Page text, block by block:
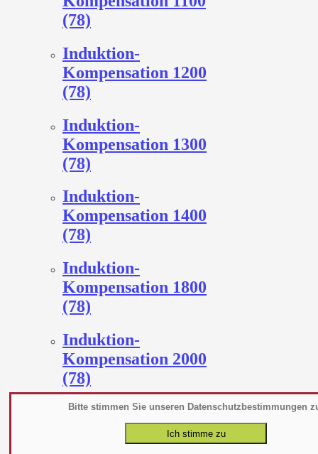
Bitte stimmen Sie unseren Datenschutzbestimmungen
(78)
Induktion-
Kompensation 1200
(78)
Induktion-
Kompensation 1300
(78)
Induktion-
Kompensation 1400
(78)
Induktion-
Kompensation 1800
(78)
Induktion-
Kompensation 2000
(78)
Induktion-
Kompensation 2200